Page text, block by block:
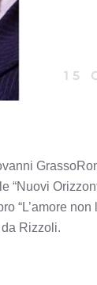
15
“Nuovi
“L’amore
Rizzoli.